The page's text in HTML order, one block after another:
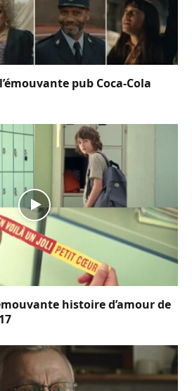
pub Coca-Cola
histoire d’amour de